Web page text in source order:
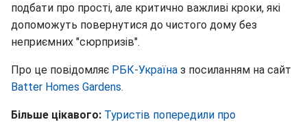
подбати про прості, але критично важливі кроки, які
допоможуть повернутися до чистого дому без
неприємних "сюрпризів".
Про це повідомляє РБК-Україна з посиланням на сайт
Batter Homes Gardens.
Більше цікавого: Туристів попередили про